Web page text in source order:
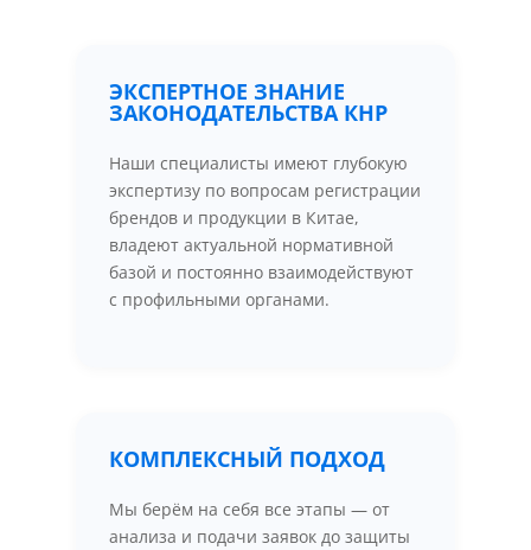
ЭКСПЕРТНОЕ ЗНАНИЕ
ЗАКОНОДАТЕЛЬСТВА КНР
Наши специалисты имеют глубокую
экспертизу по вопросам регистрации
брендов и продукции в Китае,
владеют актуальной нормативной
базой и постоянно взаимодействуют
с профильными органами.
КОМПЛЕКСНЫЙ ПОДХОД
Мы берём на себя все этапы — от
анализа и подачи заявок до защиты